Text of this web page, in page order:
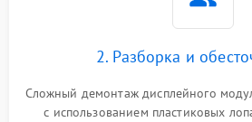
2. Разборка и
Сложный демонтаж дисплейного
с использованием пластиковых